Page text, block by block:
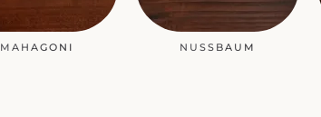
MAHAGONI NUSSBAUM